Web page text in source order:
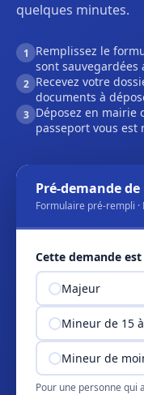
quelques minutes.
1
Remplissez le
sont
2 Recevez votre
documents à
3 Déposez en
passeport vous
Pré-demande
Formulaire pré-rempli ·
Cette demande
Majeur
Mineur de 15
Mineur de
Pour une personne qui